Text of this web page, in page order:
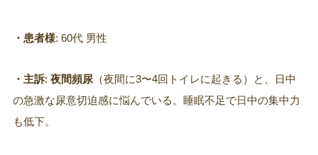
・患者様: 60代 男性
・主訴: 夜間頻尿 （夜間に3〜4回トイレに起きる）と、日中
の急激な尿意切迫感に悩んでいる。睡眠不足で日中の集中力
も低下。